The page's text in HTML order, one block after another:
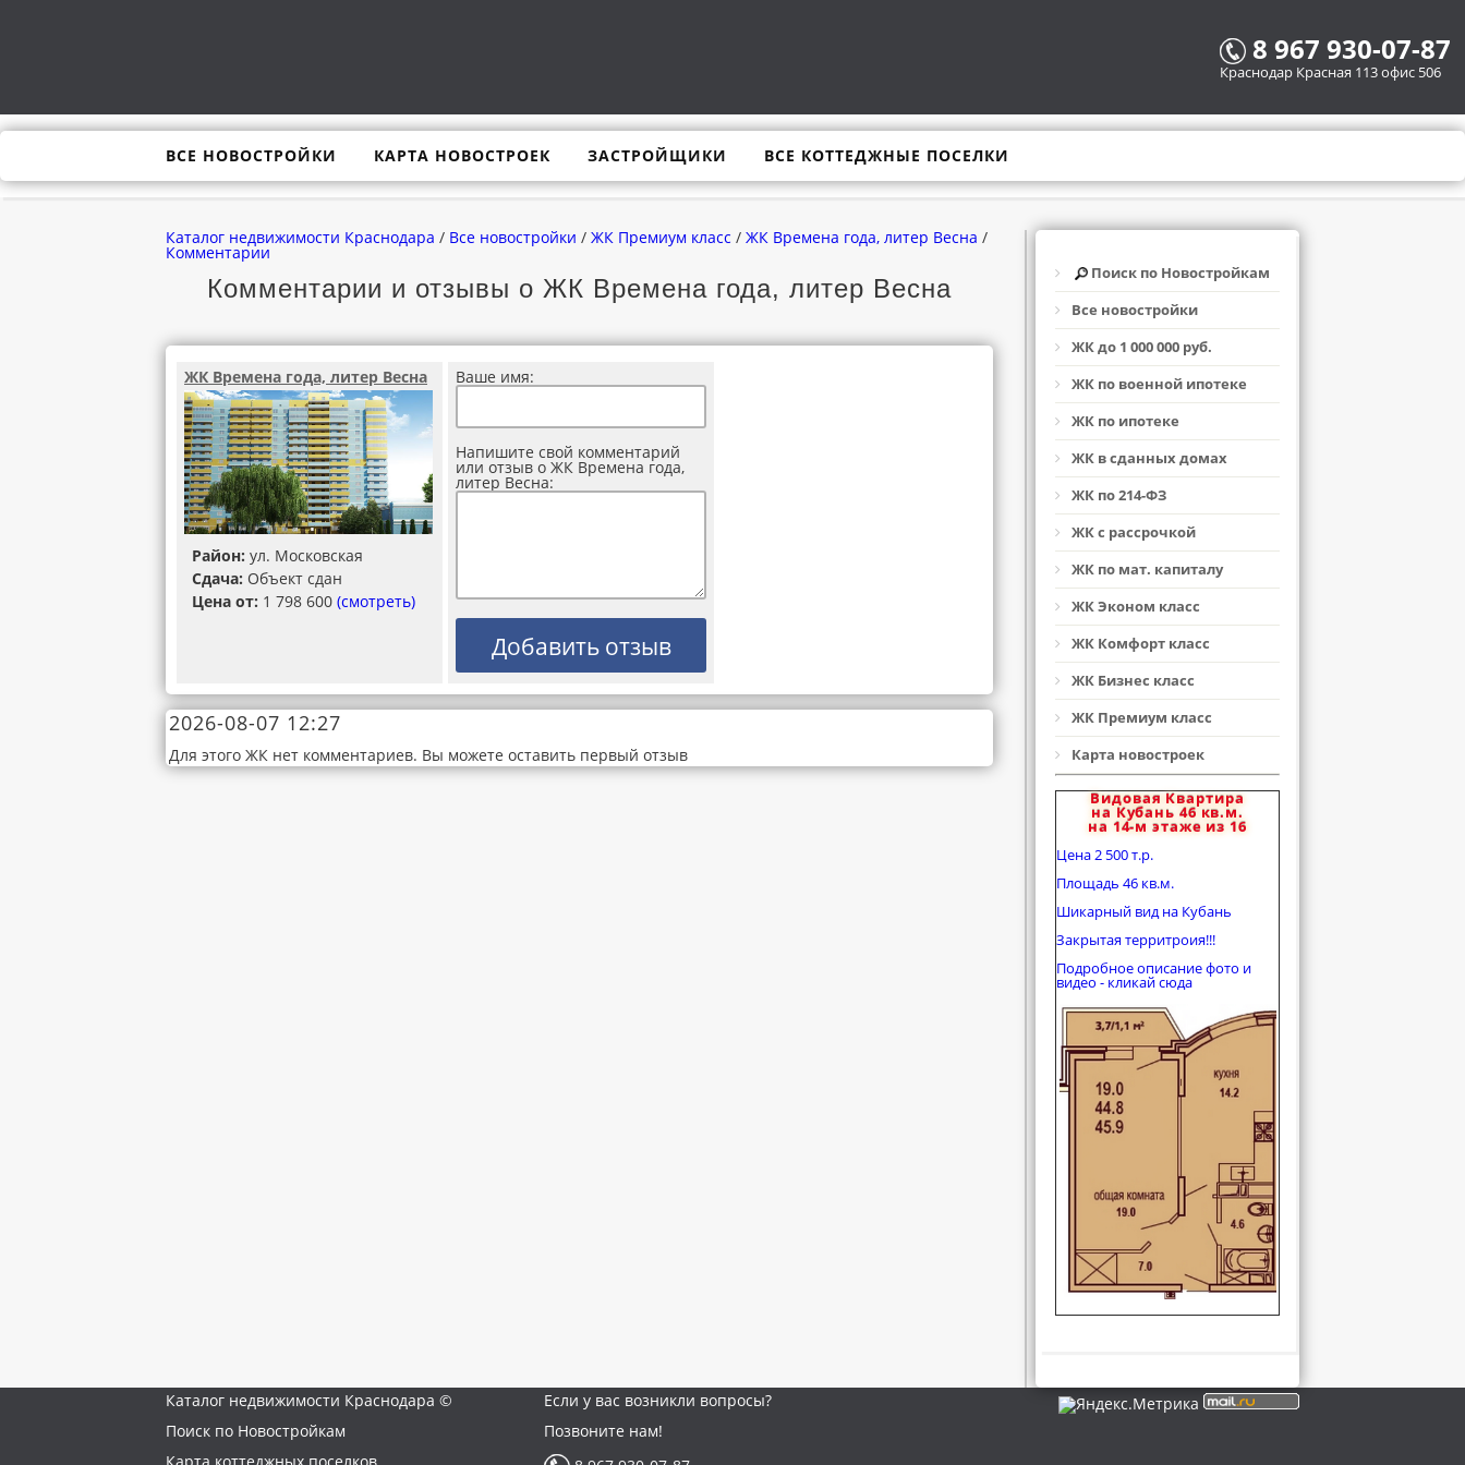
8 967 930-07-87
Краснодар Красная 113 офис 506
ВСЕ НОВОСТРОЙКИ КАРТА НОВОСТРОЕК ЗАСТРОЙЩИКИ ВСЕ КОТТЕДЖНЫЕ ПОСЕЛКИ
Каталог недвижимости Краснодара / Все новостройки / ЖК Премиум класс / ЖК Времена года, литер Весна /
Комментарии
Комментарии и отзывы о ЖК Времена года, литер Весна
ЖК Времена года, литер Весна
Район: ул. Московская
Сдача: Объект сдан
Цена от: 1 798 600 (смотреть)
Ваше имя:
Напишите свой комментарий
или отзыв о ЖК Времена года,
литер Весна:
2026-08-07 12:27
Для этого ЖК нет комментариев. Вы можете оставить первый отзыв
Поиск по Новостройкам
Все новостройки
ЖК до 1 000 000 руб.
ЖК по военной ипотеке
ЖК по ипотеке
ЖК в сданных домах
ЖК по 214-ФЗ
ЖК с рассрочкой
ЖК по мат. капиталу
ЖК Эконом класс
ЖК Комфорт класс
ЖК Бизнес класс
ЖК Премиум класс
Карта новостроек
Видовая Квартира
на Кубань 46 кв.м.
на 14-м этаже из 16
Цена 2 500 т.р.
Площадь 46 кв.м.
Шикарный вид на Кубань
Закрытая территроия!!!
Подробное описание фото и
видео - кликай сюда
Каталог недвижимости Краснодара ©
Поиск по Новостройкам
Если у вас возникли вопросы?
Позвоните нам!